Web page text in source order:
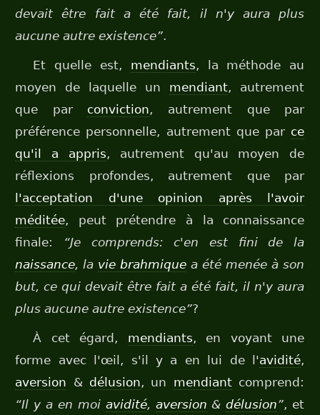
devait être fait a été fait, il n'y aura plus
aucune autre existence”.
Et quelle est, mendiants, la méthode au
moyen de laquelle un mendiant, autrement
que par conviction, autrement que par
préférence personnelle, autrement que par ce
qu'il a appris, autrement qu'au moyen de
réflexions profondes, autrement que par
l'acceptation d'une opinion après l'avoir
méditée, peut prétendre à la connaissance
finale:
“Je comprends: c'en est fini de la
naissance, la vie brahmique a été menée à son
but, ce qui devait être fait a été fait, il n'y aura
plus aucune autre existence”?
À cet égard, mendiants, en voyant une
forme avec l'œil, s'il y a en lui de l'avidité,
aversion & délusion, un mendiantcomprend:
“Il y a en moi avidité, aversion &délusion”, et